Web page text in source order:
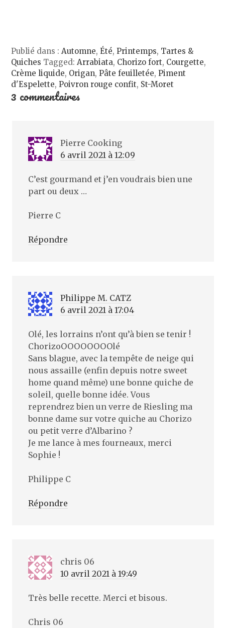
e
n
ê
t
r
e
)
Publié dans :Automne,Été,Printemps, Tartes &
Quiches Tagged:Arrabiata, Chorizo fort, Courgette,
Crème liquide, Origan,Pâte feuilletée,Piment
d'Espelette,Poivron rouge confit, St-Moret
3 commentaires
Pierre Cooking
6 avril 2021 à 12:09
C’est gourmand et j’en voudrais bien une
part ou deux …
Pierre C
Répondre
Philippe M. CATZ
6 avril 2021 à 17:04
Olé, les lorrains n’ont qu’à bien se tenir !
ChorizoOOOOOOOOlé
Sans blague, avec la tempête de neige qui
nous assaille (enfin depuis notre sweet
home quand même) une bonne quiche de
soleil, quelle bonne idée. Vous
reprendrez bien un verre de Riesling ma
bonne dame sur votre quiche au Chorizo
ou petit verre d’Albarino ?
Je me lance à mes fourneaux, merci
Sophie !
Philippe C
Répondre
chris 06
10 avril 2021 à 19:49
Très belle recette. Merci et bisous.
Chris 06